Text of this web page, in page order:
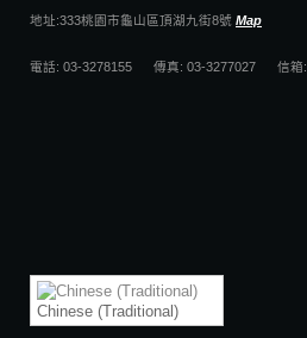
地址:333桃園市龜山區頂湖九街8號 Map
電話: 03-3278155 傳真: 03-3277027 信箱:
Chinese (Traditional)